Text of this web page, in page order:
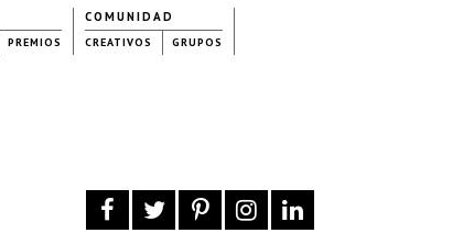
PREMIOS
COMUNIDAD
CREATIVOS GRUPOS